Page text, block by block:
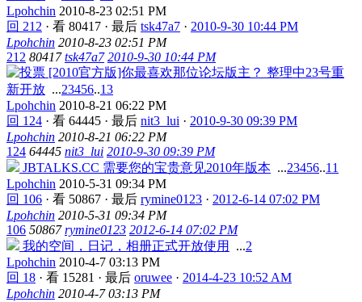
Lpohchin 2010-8-23 02:51 PM
回 212 · 看 80417 · 最后 tsk47a7 · 2010-9-30 10:44 PM
Lpohchin 2010-8-23 02:51 PM
212 80417 tsk47a7 2010-9-30 10:44 PM
[2010官方版]你最喜欢那位论坛版主？ 整理中23号重
新开放 ...23456..13
Lpohchin 2010-8-21 06:22 PM
回 124 · 看 64445 · 最后 nit3_lui · 2010-9-30 09:39 PM
Lpohchin 2010-8-21 06:22 PM
124 64445 nit3_lui 2010-9-30 09:39 PM
JBTALKS.CC 需要您的宝贵意见2010年版本 ...23456..11
Lpohchin 2010-5-31 09:34 PM
回 106 · 看 50867 · 最后 rymine0123 · 2012-6-14 07:02 PM
Lpohchin 2010-5-31 09:34 PM
106 50867 rymine0123 2012-6-14 07:02 PM
我的空间，日记，相册正式开放使用
...2
Lpohchin 2010-4-7 03:13 PM
回 18 · 看 15281 · 最后 oruwee · 2014-4-23 10:52 AM
Lpohchin 2010-4-7 03:13 PM